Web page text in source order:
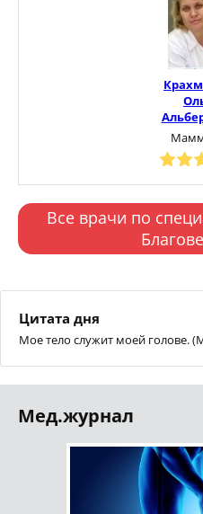
Все врачи по
Цитата дня
Мое тело служит моей голове.
Мед.журнал